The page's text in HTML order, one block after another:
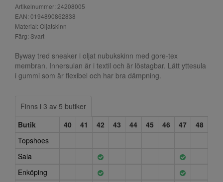
Artikelnummer: 24208005
EAN: 0194890862838
Material: Oljatskinn
Färg: Svart
Byway tred sneaker i oljat nubukskinn med gore-tex
membran. Innersulan är i textil och är löstagbar. Lätt yttesula
i gummi som är flexibel och har bra dämpning.
Finns i 3 av 5 butiker
Butik
40 41 42 43 44 45 46 47
48
Topshoes
Sala
Enköping